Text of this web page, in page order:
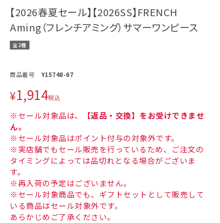
【2026春夏セール】【2026SS】FRENCH
Aming（フレンチアミング）サマーワンピース
全2種
商品番号 Y15748-67
¥1,914税込
※セール対象品は、
【返品・交換】をお受けできませ
ん。
※セール対象品はポイント付与の対象外です。
※実店舗でもセール販売を行っているため、ご注文の
タイミングによっては品切れとなる場合がございま
す。
※再入荷の予定はございません。
※セール対象商品でも、ギフトセットとして販売して
いる商品はセール対象外です。
あらかじめご了承ください。